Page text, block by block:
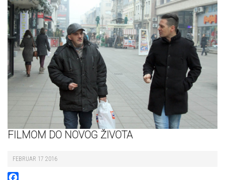
FILMOM DO NOVOG ŽIVOTA
FEBRUAR 17 2016